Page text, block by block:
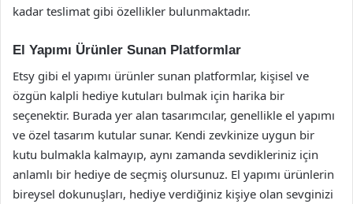
kadar teslimat gibi özellikler bulunmaktadır.
El Yapımı Ürünler Sunan Platformlar
Etsy gibi el yapımı ürünler sunan platformlar, kişisel ve
özgün kalpli hediye kutuları bulmak için harika bir
seçenektir. Burada yer alan tasarımcılar, genellikle el yapımı
ve özel tasarım kutular sunar. Kendi zevkinize uygun bir
kutu bulmakla kalmayıp, aynı zamanda sevdikleriniz için
anlamlı bir hediye de seçmiş olursunuz. El yapımı ürünlerin
bireysel dokunuşları, hediye verdiğiniz kişiye olan sevginizi